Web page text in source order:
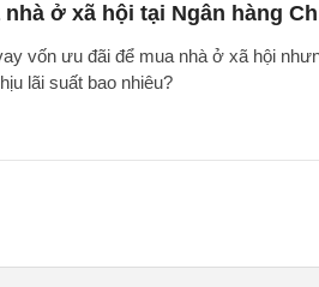
nhà ở xã hội tại Ngân hàng
vốn ưu đãi để mua nhà ở xã hội
lãi suất bao nhiêu?